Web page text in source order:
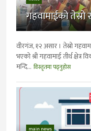
गहवामाईको तेस्रो
वीरगंज, १२ असार । तेस्रो
भएको श्री गहवामाई तीर्थ
मन्दि... विस्तृतमा पढ्नुहोस
main news